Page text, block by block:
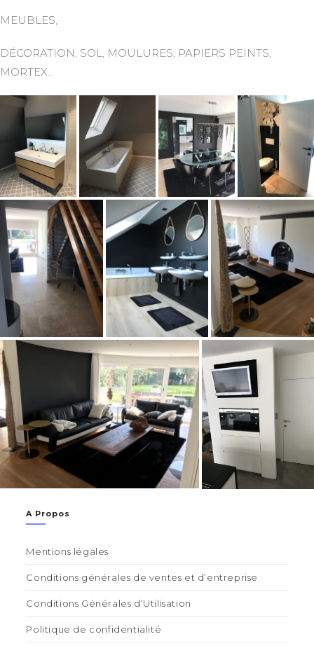
MEUBLES,
DÉCORATION, SOL, MOULURES, PAPIERS PEINTS,
MORTEX…
A Propos
Mentions légales
Conditions générales de ventes et d’entreprise
Conditions Générales d’Utilisation
Politique de confidentialité